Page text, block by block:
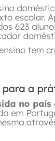
escolar.
623
tem
para a
no país
em